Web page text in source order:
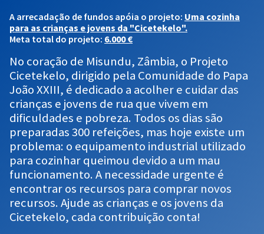
A arrecadação de fundos apóia o projeto: Uma cozinha
para as crianças e jovens da "Cicetekelo".
Meta total do projeto: 6.000 €
No coração de Misundu, Zâmbia, o Projeto
Cicetekelo, dirigido pela Comunidade do Papa
João XXIII, é dedicado a acolher e cuidar das
crianças e jovens de rua que vivem em
dificuldades e pobreza. Todos os dias são
preparadas 300 refeições, mas hoje existe um
problema: o equipamento industrial utilizado
para cozinhar queimou devido a um mau
funcionamento. A necessidade urgente é
encontrar os recursos para comprar novos
recursos. Ajude as crianças e os jovens da
Cicetekelo, cada contribuição conta!